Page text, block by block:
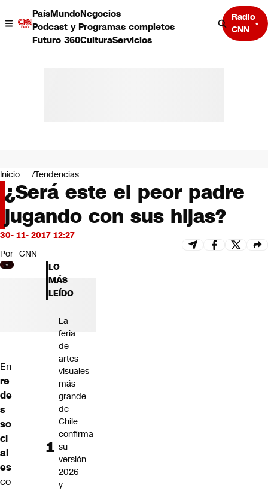
PaísMundoNegocios
Podcast y Programas completos
Futuro 360CulturaServicios
Radio
CNN
Negocios
Deportes
Programas completos
Cultura
Servicios
Bits
CNN Data
CNN tiempo
Futuro 360
Inicio Tendencias
¿Será este el peor padre
jugando con sus hijas?
30- 11- 2017 12:27
Por CNN
En
re
de
s
so
ci
al
es
co
LO
MÁS
LEÍDO
La
feria
de
artes
visuales
más
grande
de
Chile
confirma
su
versión
2026
y